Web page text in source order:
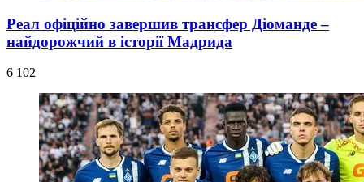
Реал офіційно завершив трансфер Діоманде –
найдорожчий в історії Мадрида
6 102